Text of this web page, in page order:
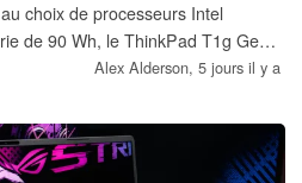
choix de processeurs Intel
de 90 Wh, le ThinkPad T1g Gen
avec jusqu’à 64 Go de mémoire
OLED Tandem à 120 Hz offrant
500 nits.
Alex Alderson, 5 jours il y a